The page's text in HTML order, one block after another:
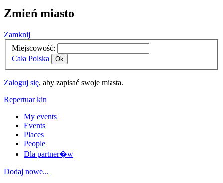
Zmień miasto
Zamknij
Miejscowość:
Cała Polska
Ok
Zaloguj się, aby zapisać swoje miasta.
Repertuar kin
My events
Events
Places
People
Dla partner�w
Dodaj nowe...